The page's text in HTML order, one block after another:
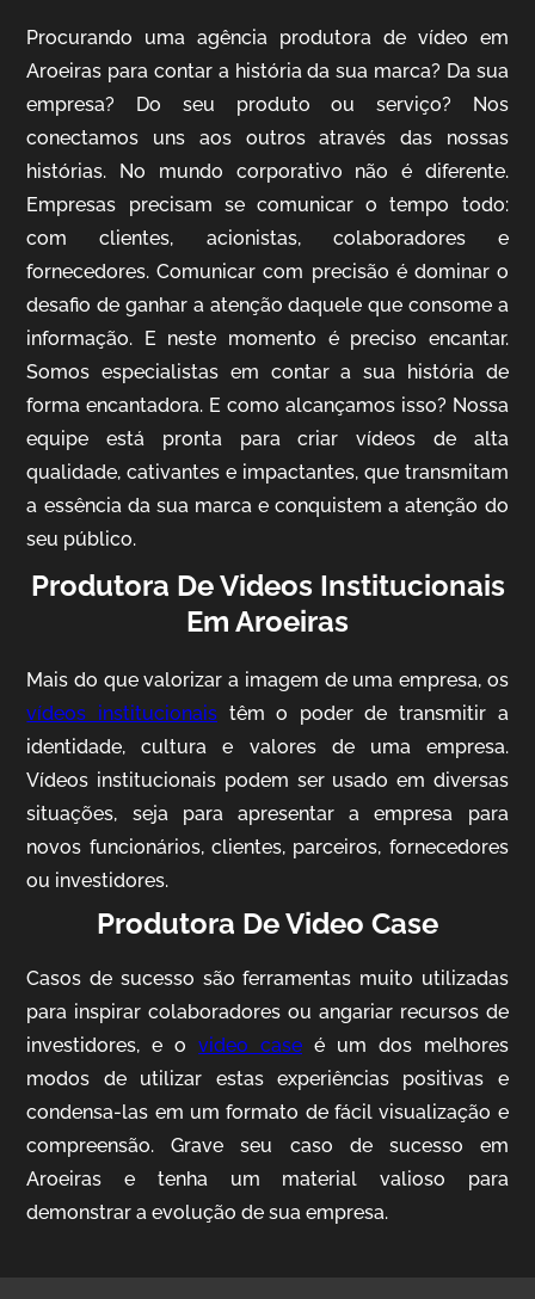
Vídeo Institucional
IQVIA
Cobertura de Eventos
Mosaic
Procurando uma agência produtora de vídeo em
Aroeiras para contar a história da sua marca? Da sua
empresa? Do seu produto ou serviço? Nos
conectamos uns aos outros através das nossas
histórias. No mundo corporativo não é diferente.
Empresas precisam se comunicar o tempo todo:
com clientes, acionistas, colaboradores e
fornecedores. Comunicar com precisão é dominar o
desafio de ganhar a atenção daquele que consome a
informação. E neste momento é preciso encantar.
Somos especialistas em contar a sua história de
forma encantadora. E como alcançamos isso? Nossa
equipe está pronta para criar vídeos de alta
qualidade, cativantes e impactantes, que transmitam
a essência da sua marca e conquistem a atenção do
seu público.
Produtora De Videos Institucionais
Em Aroeiras
Mais do que valorizar a imagem de uma empresa, os
vídeos institucionais têm o poder de transmitir a
identidade, cultura e valores de uma empresa.
Vídeos institucionais podem ser usado em diversas
situações, seja para apresentar a empresa para
novos funcionários, clientes, parceiros, fornecedores
ou investidores.
Produtora De Video Case
Casos de sucesso são ferramentas muito utilizadas
para inspirar colaboradores ou angariar recursos de
investidores, e ovideo case é um dos melhores
modos de utilizar estas experiências positivas e
condensa-las em um formato de fácil visualização e
compreensão. Grave seu caso de sucesso em
Aroeiras e tenha um material valioso para
demonstrar a evolução de sua empresa.